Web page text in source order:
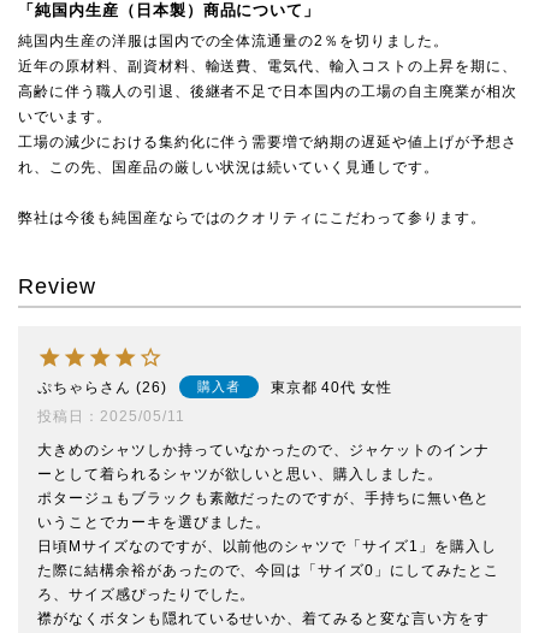
「純国内生産（日本製）商品について」
純国内生産の洋服は国内での全体流通量の2％を切りました。
近年の原材料、副資材料、輸送費、電気代、輸入コストの上昇を期に、
高齢に伴う職人の引退、後継者不足で日本国内の工場の自主廃業が相次
いでいます。
工場の減少における集約化に伴う需要増で納期の遅延や値上げが予想さ
れ、この先、国産品の厳しい状況は続いていく見通しです。
弊社は今後も純国産ならではのクオリティにこだわって参ります。
Review
ぷちゃら 26 購入者 東京都 40代 女性
投稿日
2025/05/11
大きめのシャツしか持っていなかったので、ジャケットのインナ
ーとして着られるシャツが欲しいと思い、購入しました。
ポタージュもブラックも素敵だったのですが、手持ちに無い色と
いうことでカーキを選びました。
日頃Mサイズなのですが、以前他のシャツで「サイズ1」を購入し
た際に結構余裕があったので、今回は「サイズ0」にしてみたとこ
ろ、サイズ感ぴったりでした。
襟がなくボタンも隠れているせいか、着てみると変な言い方をす